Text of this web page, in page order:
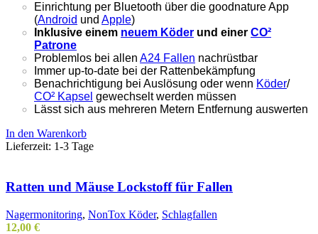
Einrichtung per Bluetooth über die goodnature App
(Android und Apple)
Inklusive einem neuem Köder und einer CO²
Patrone
Problemlos bei allen A24 Fallen nachrüstbar
Immer up-to-date bei der Rattenbekämpfung
Benachrichtigung bei Auslösung oder wenn Köder/
CO² Kapsel gewechselt werden müssen
Lässt sich aus mehreren Metern Entfernung auswerten
In den Warenkorb
Lieferzeit: 1-3 Tage
Ratten und Mäuse Lockstoff für Fallen
Nagermonitoring, NonTox Köder, Schlagfallen
12,00 €